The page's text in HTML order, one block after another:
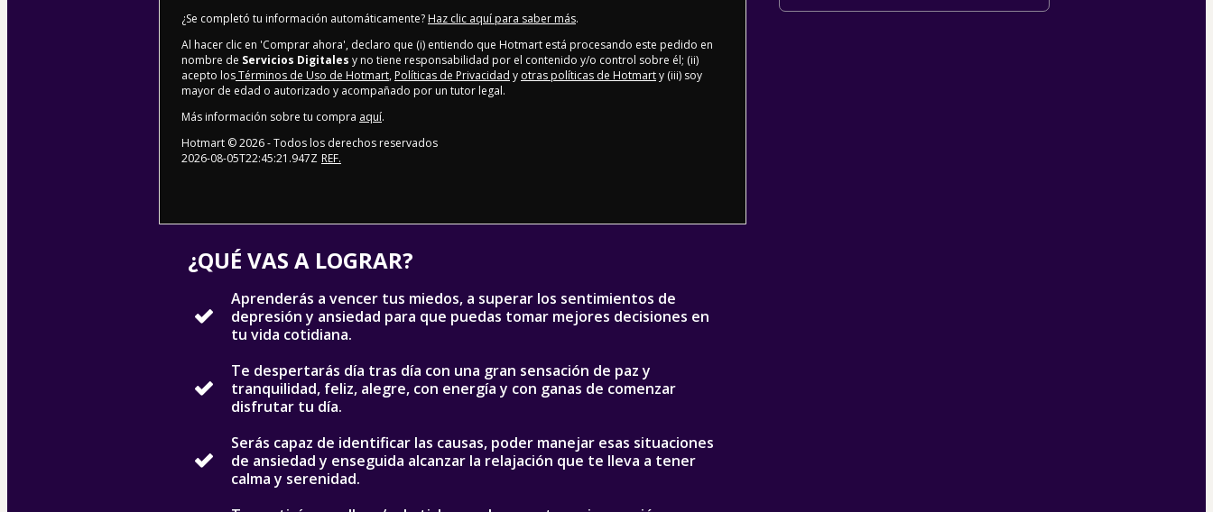
¿Se completó tu información automáticamente? Haz clic aquí para saber más.
Al hacer clic en 'Comprar ahora', declaro que (i) entiendo que Hotmart está procesando este pedido en
nombre de Servicios Digitales y no tiene responsabilidad por el contenido y/o control sobre él; (ii)
acepto losTérminos de Uso de Hotmart, Políticas de Privacidad y otras políticas de Hotmarty (iii) soy
mayor de edad o autorizado y acompañado por un tutor legal.
Más información sobre tu compra aquí.
Hotmart ©2026- Todos los derechos reservados
2026-08-05T22:45:21.947Z REF.
¿QUÉ VAS A LOGRAR?
Aprenderás a vencer tus miedos, a superar los sentimientos de
depresión y ansiedad para que puedas tomar mejores decisiones en
tu vida cotidiana.
Te despertarás día tras día con una gran sensación de paz y
tranquilidad, feliz, alegre, con energía y con ganas de comenzar
disfrutar tu día.
Serás capaz de identificar las causas, poder manejar esas situaciones
de ansiedad y enseguida alcanzar la relajación que te lleva a tener
calma y serenidad.